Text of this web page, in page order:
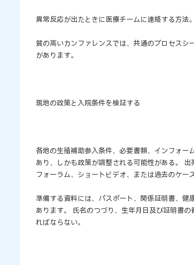
異常反応が出たときに医療チームに連絡する方法。
質の高いカンファレンスでは、共通のプロセス
があります。
現地の政策と入院条件を検証する
各地の生殖補助参入条件、必要書類、インフォ
あり、しかも政策が調整される可能性がある。
フォーラム、ショートビデオ、または過去のケー
準備する資料には、パスポート、関係証明書、
あります。 氏名のつづり、生年月日及び証明書
ればならない。